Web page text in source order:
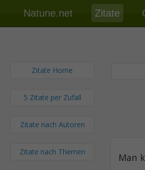
Natune.net Zitate
Zitate Home
5 Zitate per Zufall
Zitate nach Autoren
Zitate nach Themen
Man